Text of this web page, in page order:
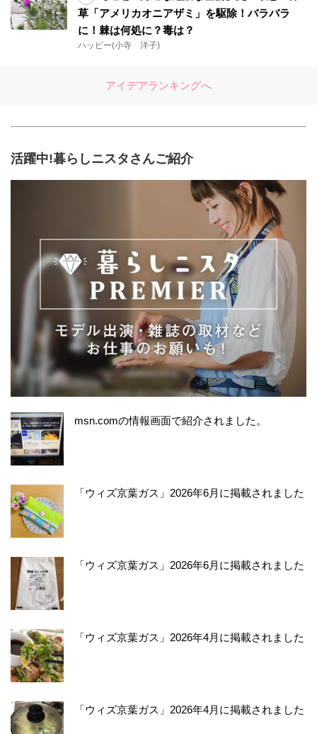
草「アメリカオニアザミ」を駆除！バラバラ
に！棘は何処に？毒は？
ハッピー(小寺 洋子)
アイデアランキングへ
活躍中!暮らしニスタさんご紹介
msn.comの情報画面で紹介されました。
「ウィズ京葉ガス」2026年6月に掲載されました
「ウィズ京葉ガス」2026年6月に掲載されました
「ウィズ京葉ガス」2026年4月に掲載されました
「ウィズ京葉ガス」2026年4月に掲載されました